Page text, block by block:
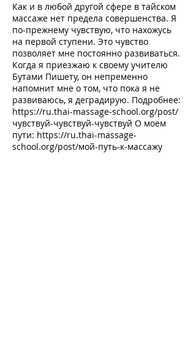
Как и в любой другой сфере в тайском
массаже нет предела совершенства. Я
по-прежнему чувствую, что нахожусь
на первой ступени. Это чувство
позволяет мне постоянно развиваться.
Когда я приезжаю к своему учителю
Бутами Пишету, он непременно
напомнит мне о том, что пока я не
развиваюсь, я деградирую. Подробнее:
https://ru.thai-massage-school.org/post/
чувствуй-чувствуй-чувствуй О моем
пути: https://ru.thai-massage-
school.org/post/мой-путь-к-массажу